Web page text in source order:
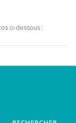
ci-dessous :